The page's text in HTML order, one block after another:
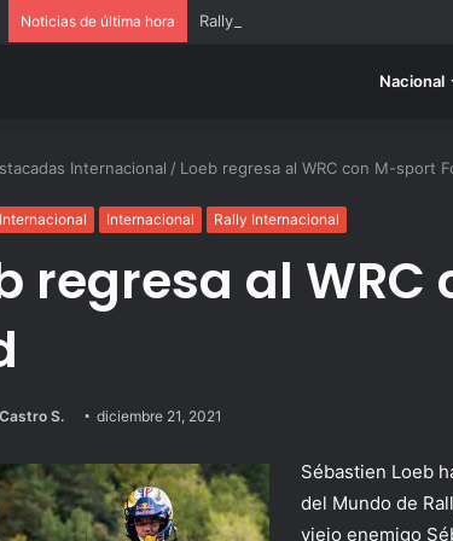
Noticias de última hora Rally Pisco 2026: todo listo para
Nacional
Internacional / Loeb regresa al WRC con M-sport
Internacional Rally Internacional
regresa al
S. diciembre 21, 2021
Sébastien Loeb
del Mundo de
viejo enemigo